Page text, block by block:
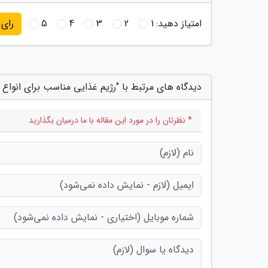
امتیاز دهید:1
2
3
4
5 رای
دیدگاه های مرتبط با "رژیم غذایی مناسب برای
* نظرتان را در مورد این مقاله با ما درمیان بگذارید